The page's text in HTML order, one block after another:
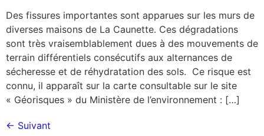
Des fissures importantes sont apparues sur les murs de
diverses maisons de La Caunette. Ces dégradations
sont très vraisemblablement dues à des mouvements de
terrain différentiels consécutifs aux alternances de
sécheresse et de réhydratation des sols. Ce risque est
connu, il apparaît sur la carte consultable sur le site
« Géorisques » du Ministère de l’environnement : […]
← Suivant